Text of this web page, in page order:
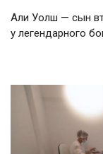
Али Уолш — сын
у легендарного